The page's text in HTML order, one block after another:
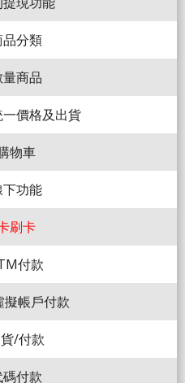
分類
商品
價格及出貨
物車
功能
刷卡
付款
帳戶付款
/付款
付款